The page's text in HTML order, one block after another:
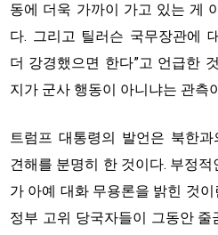
동에 더욱 가까이 가고 있는 게
다. 그리고 틸러슨 국무장관에
더 강경했으면 한다”고 언급한
지가 군사 행동이 아니냐는 관측
트럼프 대통령의 발언은 북한
견해를 분명히 한 것이다. 부정
가 아예 대화 무용론을 밝힌 것
정부 고위 당국자들이 그동안